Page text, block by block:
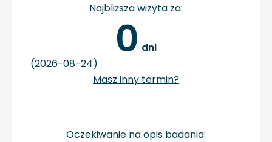
Najbliższa wizyta za:
0 dni
(2026-08-24)
Masz inny termin?
Oczekiwanie na opis badania: